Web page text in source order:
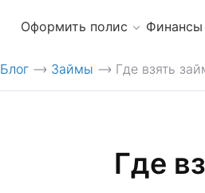
Оформить полис Финансы
Блог > Займы > Где взять
Где